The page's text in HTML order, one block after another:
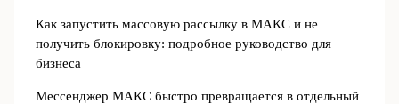
Как запустить массовую рассылку в МАКС и не
получить блокировку: подробное руководство для
бизнеса
Мессенджер МАКС быстро превращается в отдельный